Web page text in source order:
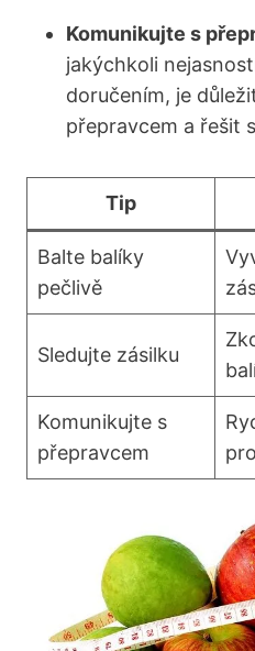
Komunikujte s
jakýchkoli
doručením,‍ je
přepravcem‍ a řešit
Tip
Balte balíky
‌pečlivě
Sledujte zásilku
Komunikujte s
‌přepravcem